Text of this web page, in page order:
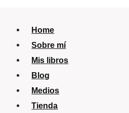
Home
Sobre mí
Mis libros
Blog
Medios
Tienda